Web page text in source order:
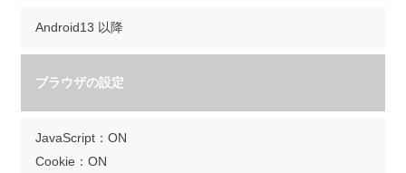
Android13 以降
ブラウザの設定
JavaScript：ON
Cookie：ON